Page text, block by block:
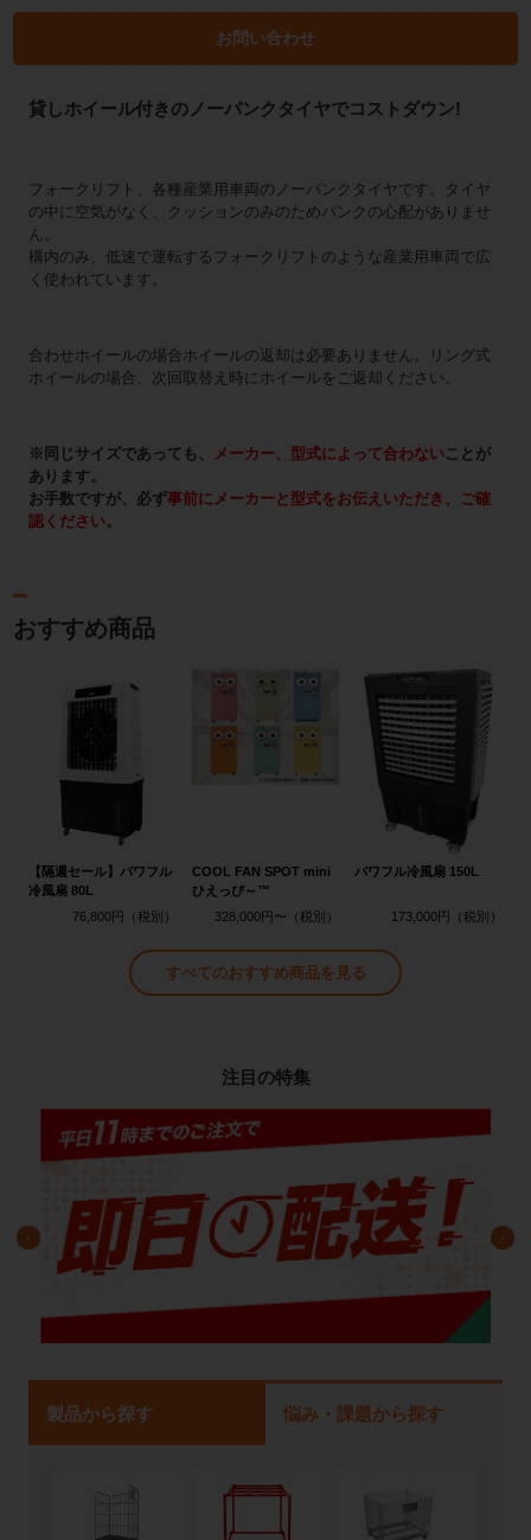
お問い合わせ
貸しホイール付きのノーパンクタイヤでコストダウン!
フォークリフト、各種産業用車両のノーパンクタイヤです。タイヤ
の中に空気がなく、クッションのみのためパンクの心配がありませ
ん。
構内のみ、低速で運転するフォークリフトのような産業用車両で広
く使われています。
合わせホイールの場合ホイールの返却は必要ありません。リング式
ホイールの場合、次回取替え時にホイールをご返却ください。
※同じサイズであっても、 メーカー、型式によって合わないことが
あります。
お手数ですが、必ず事前にメーカーと型式をお伝えいただき、ご確
認ください。
おすすめ商品
【隔週セール】パワフル
冷風扇 80L
76,800円
COOL FAN SPOT mini
ひえっぴ～™
328,000円〜
パワフル冷風扇 150L
173,000円
すべてのおすすめ商品を見る
注目の特集
製品から探す 悩み・課題から探す